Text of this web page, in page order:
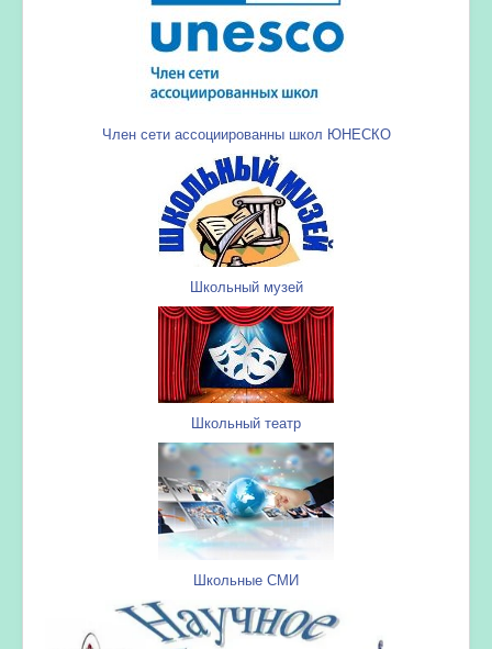
Член сети ассоциированны школ ЮНЕСКО
Школьный музей
Школьный театр
Школьные СМИ